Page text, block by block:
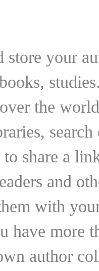
store your
the
share a
and
with
have more
author